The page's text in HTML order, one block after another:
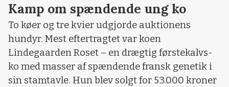
Kamp om spændende ung ko
To køer og tre kvier udgjorde auktionens
hundyr. Mest eftertragtet var koen
Lindegaarden Roset – en drægtig førstekalvs-
ko med masser af spændende fransk genetik i
sin stamtavle. Hun blev solgt for 53.000 kroner